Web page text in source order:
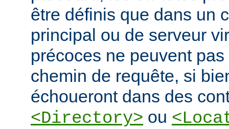
être définis que dans un
principal ou de serveur
précoces ne peuvent
chemin de requête, si
échoueront dans des
<Directory> ou